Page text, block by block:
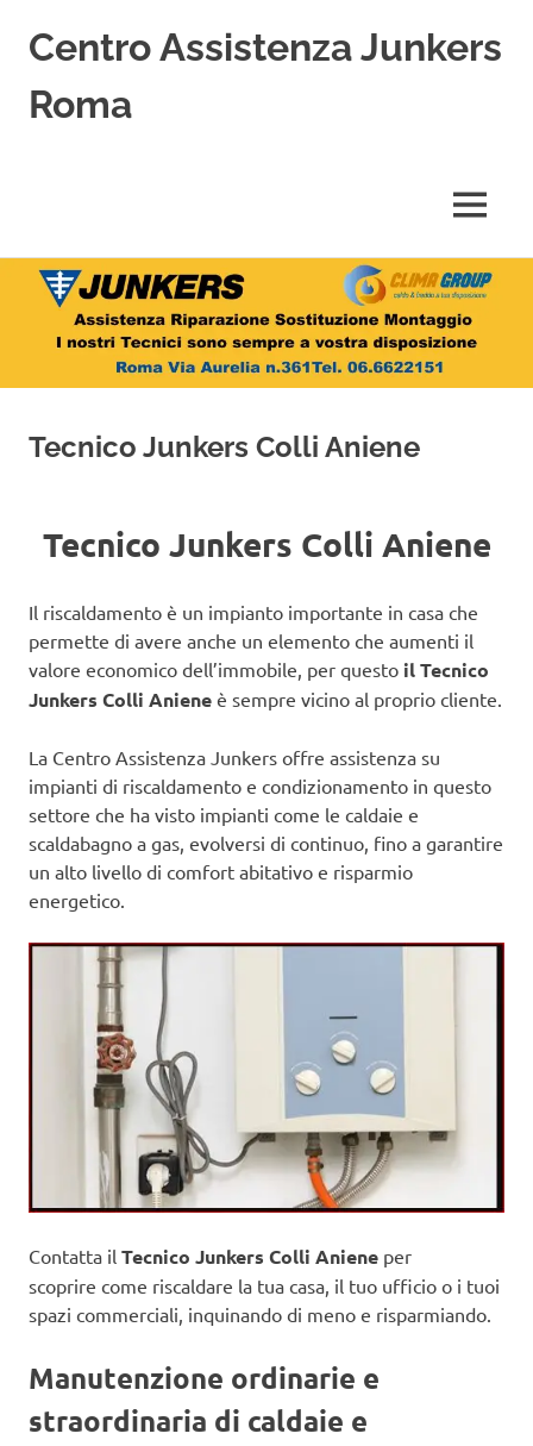
Salta
contenuto
Centro Assistenza Junkers
Roma
Riparazione,
Sostituzione,
Installazione
di
Junkers
MENU
Tecnico Junkers Colli Aniene
Tecnico Junkers Colli Aniene
Il riscaldamento è un impianto importante in casa che
permette di avere anche un elemento che aumenti il
valore economico dell’immobile, per questo il Tecnico
Junkers Colli Aniene è sempre vicino al proprio cliente.
La Centro Assistenza Junkers offre assistenza su
impianti di riscaldamento e condizionamento in questo
settore che ha visto impianti come le caldaie e
scaldabagno a gas, evolversi di continuo, fino a garantire
un alto livello di comfort abitativo e risparmio
energetico.
Contatta il Tecnico Junkers Colli Aniene per
scoprire come riscaldare la tua casa, il tuo ufficio o i tuoi
spazi commerciali, inquinando di meno e risparmiando.
Manutenzione ordinarie e
straordinaria di caldaie e